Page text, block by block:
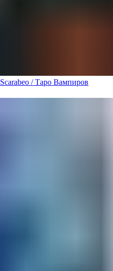
/ Таро Вампиров